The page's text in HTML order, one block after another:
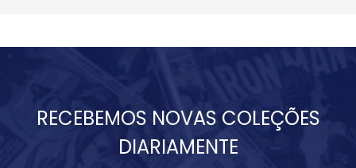
RECEBEMOS NOVAS COLEÇÕES
DIARIAMENTE